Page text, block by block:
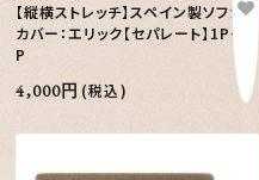
【縦横ストレッチ】スペイン製ソファー
カバー：エリック【セパレート】1P～3
P
4,000円 (税込)